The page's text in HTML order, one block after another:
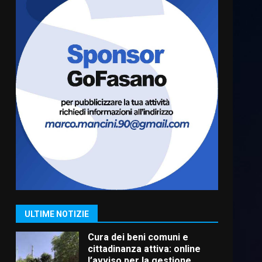
ULTIME NOTIZIE
scrivono al Prefetto: “Noi
cittadini di serie B”
5 Agosto 2026 06:15
7
A Savelletri torna la Sagra del
Pesce Spada: appuntamento
a sabato 8 agosto
5 Agosto 2026 06:10
1
Grazia Neglia, coordinatrice
cittadina di Fratelli d’Italia,
pronta a tornare in Consiglio
Cura dei beni comuni e
cittadinanza attiva: online